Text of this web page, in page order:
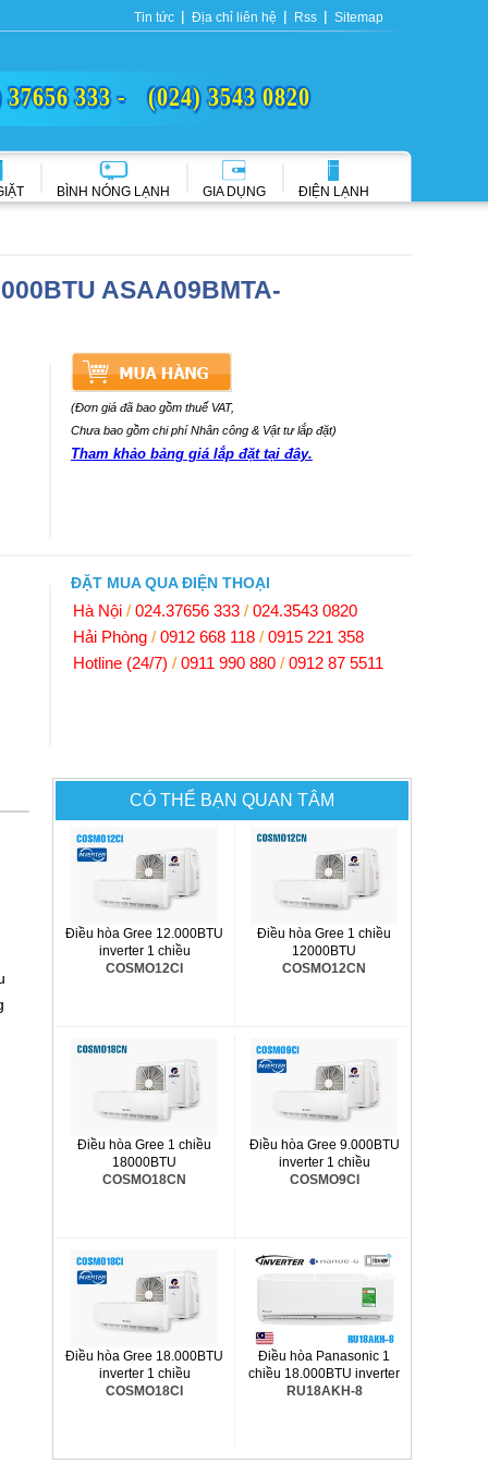
Tin tức Địa chỉ liên hệ Rss Sitemap
37656 333 - (024) 3543 0820
BÌNH NÓNG LẠNH GIA DỤNG ĐIỆN LẠNH
ASAA09BMTA-
(Đơn giá đã bao gồm thuế VAT,
Chưa bao gồm chi phí Nhân công & Vật tư lắp đặt)
Tham khảo bảng giá lắp đặt tại đây.
ĐẶT MUA QUA ĐIỆN THOẠI
Hà Nội / 024.37656 333 / 024.3543 0820
Hải Phòng / 0912 668 118 / 0915 221 358
Hotline (24/7) / 0911 990 880 / 0912 87 5511
CÓ THỂ BẠN QUAN TÂM
Điều hòa Gree 12.000BTU
inverter 1 chiều
COSMO12CI
Điều hòa Gree 1 chiều
12000BTU
COSMO12CN
Điều hòa Gree 1 chiều
18000BTU
COSMO18CN
Điều hòa Gree 9.000BTU
inverter 1 chiều
COSMO9CI
Điều hòa Gree 18.000BTU
inverter 1 chiều
COSMO18CI
Điều hòa Panasonic 1
chiều 18.000BTU inverter
RU18AKH-8